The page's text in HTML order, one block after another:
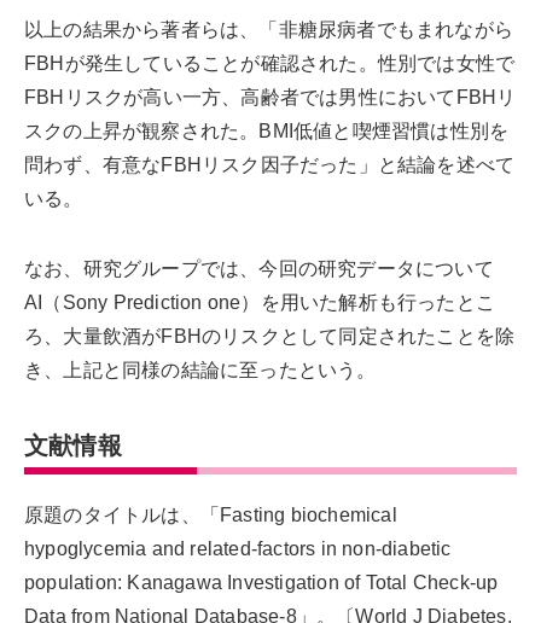
以上の結果から著者らは、「非糖尿病者でもまれながら
FBHが発生していることが確認された。性別では女性で
FBHリスクが高い一方、高齢者では男性においてFBHリ
スクの上昇が観察された。BMI低値と喫煙習慣は性別を
問わず、有意なFBHリスク因子だった」と結論を述べて
いる。
なお、研究グループでは、今回の研究データについて
AI（Sony Prediction one）を用いた解析も行ったとこ
ろ、大量飲酒がFBHのリスクとして同定されたことを除
き、上記と同様の結論に至ったという。
文献情報
原題のタイトルは、「Fasting biochemical
hypoglycemia and related-factors in non-diabetic
population: Kanagawa Investigation of Total Check-up
Data from National Database-8」。〔World J Diabetes.